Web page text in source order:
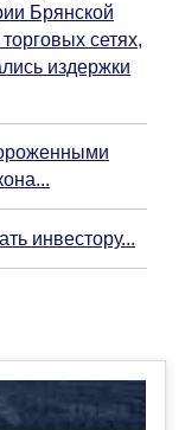
Брянской
сетях,
издержки
инвестору...